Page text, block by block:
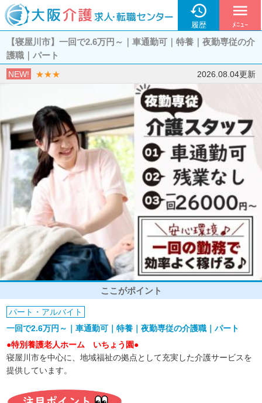

履歴
menu
ﾒﾆｭｰ
【寝屋川市】一回で2.6万円～｜車通勤可｜特養｜夜勤専従の介
護職｜パート
NEW! ★★★ 2026.08.04更新
ここがポイント
パート・アルバイト
一回で2.6万円～｜車通勤可｜特養｜夜勤専従の介護職｜パート
●特別養護老人ホーム いちょう園●
寝屋川市を中心に、地域福祉の拠点として充実した介護サービスを
提供しています。